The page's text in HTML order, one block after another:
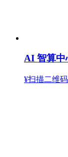
AI 智算中
¥扫描二维码